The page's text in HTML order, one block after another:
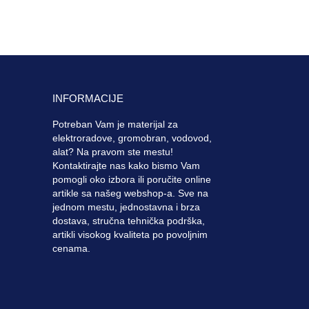
INFORMACIJE
Potreban Vam je materijal za
elektroradove, gromobran, vodovod,
alat? Na pravom ste mestu!
Kontaktirajte nas kako bismo Vam
pomogli oko izbora ili poručite online
artikle sa našeg webshop-a. Sve na
jednom mestu, jednostavna i brza
dostava, stručna tehnička podrška,
artikli visokog kvaliteta po povoljnim
cenama.